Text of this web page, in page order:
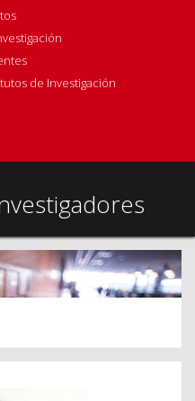
de Investigación